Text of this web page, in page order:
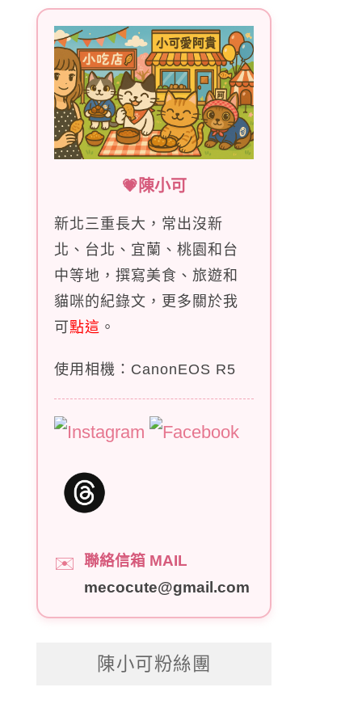
💗陳小可
新北三重長大，常出沒新
北、台北、宜蘭、桃園和台
中等地，撰寫美食、旅遊和
貓咪的紀錄文，更多關於我
可點這 。
使用相機：CanonEOS R5
✉️
聯絡信箱 MAIL
mecocute@gmail.com
陳小可粉絲團